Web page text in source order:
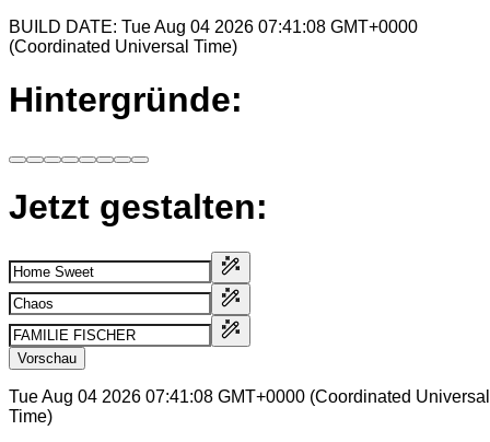
BUILD DATE: Tue Aug 04 2026 07:41:08 GMT+0000
(Coordinated Universal Time)
Hintergründe:
Jetzt gestalten:
Vorschau
Tue Aug 04 2026 07:41:08 GMT+0000 (Coordinated Universal
Time)